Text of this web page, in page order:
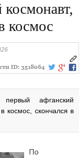
منو
космос
ID: 3518064
афганский
космос, скончался в
По